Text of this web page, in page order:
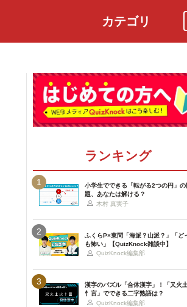
カテゴリ
ランキング
1
小学生でできる「転がる2つの円」の
題、あなたは解ける？
木村 真実子
2
ふくらP×東問「海派？山派？」「ど
も怖い」【QuizKnock雑談中】
QuizKnock編集部
3
漢字のパズル「合体漢字」！「又火
忄言」でできる二字熟語は？
QuizKnock編集部